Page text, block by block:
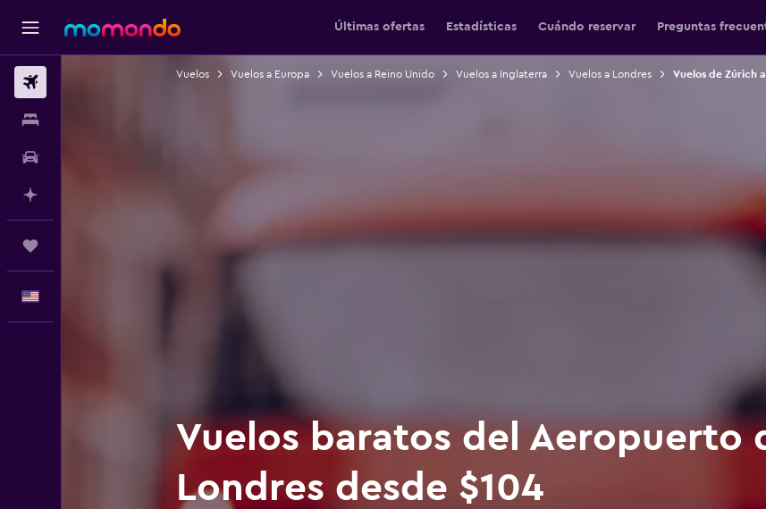
Últimas ofertas Estadísticas Cuándo reservar Preguntas
Vuelos Vuelos a Europa Vuelos a Reino Unido Vuelos a Inglaterra Vuelos a Londres Vuelos de Zúrich
Vuelos baratos del Aeropuerto
Londres desde $104